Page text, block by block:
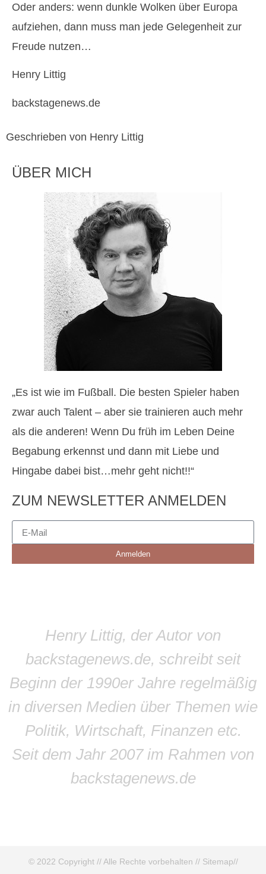
Oder anders: wenn dunkle Wolken über Europa
aufziehen, dann muss man jede Gelegenheit zur
Freude nutzen…
Henry Littig
backstagenews.de
Geschrieben von Henry Littig
ÜBER MICH
„Es ist wie im Fußball. Die besten Spieler haben
zwar auch Talent – aber sie trainieren auch mehr
als die anderen! Wenn Du früh im Leben Deine
Begabung erkennst und dann mit Liebe und
Hingabe dabei bist…mehr geht nicht!!“
ZUM NEWSLETTER ANMELDEN
Anmelden
Henry Littig, der Autor von
backstagenews.de, schreibt seit
Beginn der 1990er Jahre regelmäßig
in diversen Medien über Themen wie
Politik, Wirtschaft, Finanzen etc.
Seit dem Jahr 2007 im Rahmen von
backstagenews.de
© 2022 Copyright // Alle Rechte vorbehalten // Sitemap//